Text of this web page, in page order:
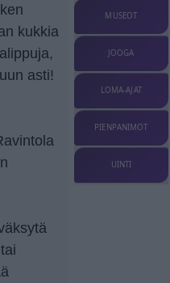
kukkia
asti!
MUSEOT
JOOGA
LOMA-AJAT
PIENPANIMOT
UINTI